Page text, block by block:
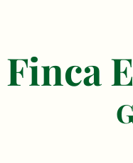
Finca